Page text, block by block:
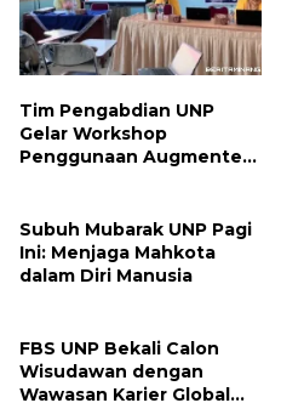
Tim Pengabdian UNP
Gelar Workshop
Penggunaan Augmented
Subuh Mubarak UNP Pagi
Ini: Menjaga Mahkota
dalam Diri Manusia
FBS UNP Bekali Calon
Wisudawan dengan
Wawasan Karier Global